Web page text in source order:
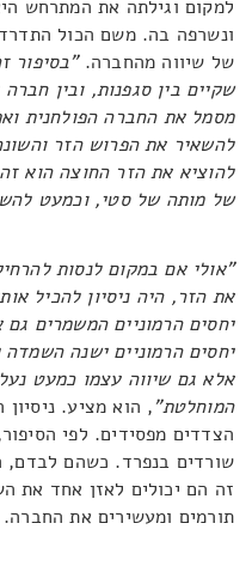
למקום וגילתה את המתרחש
ונשרפה בה. משם הכול
של שיווה מהחברה."בסיפור
שקיים בין סגפנות, ובין חברה
מסמל את החברה הפולחנית
להשאיר את הפרוש הזר
להוציא את הזר החוצה הוא
של מותה של סטי, וכמעט
"אולי אם במקום לנסות
את הזר, היה ניסיון להכיל
יחסים הרמוניים המשמרים
יחסים הרמוניים ישנה
אלא גם שיווה עצמו כמעט
המוחלטת", הוא מציע.
הצדדים מפסידים. לפי
שורדים בנפרד. כשהם לבדם,
זה הם יכולים לאזן אחד את
תורמים ומעשירים את החברה.